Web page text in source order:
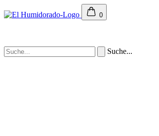
0
Suche...